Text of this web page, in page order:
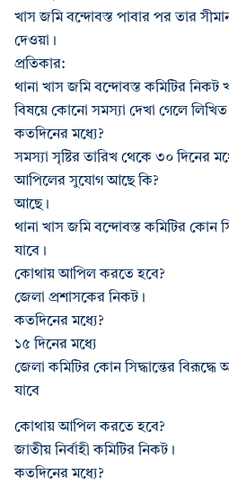
খাস জমি বন্দোবস্ত পাবার পর তার
দেওয়া।
প্রতিকার:
থানা খাস জমি বন্দোবস্ত কমিটির নিকট
বিষয়ে কোনো সমস্যা দেখা গেলে
কতদিনের মধ্যে?
সমস্যা সৃষ্টির তারিখ থেকে ৩০ দিনের
আপিলের সুযোগ আছে কি?
আছে।
থানা খাস জমি বন্দোবস্ত কমিটির কোন
যাবে।
কোথায় আপিল করতে হবে?
জেলা প্রশাসকের নিকট।
কতদিনের মধ্যে?
১৫ দিনের মধ্যে
জেলা কমিটির কোন সিদ্ধান্তের বিরূদ্ধে
যাবে
কোথায় আপিল করতে হবে?
জাতীয় নির্বাহী কমিটির নিকট।
কতদিনের মধ্যে?